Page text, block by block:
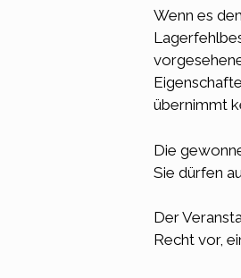
Wenn es
übernimmt
Die
Sie dürfen
Der
Recht vor,